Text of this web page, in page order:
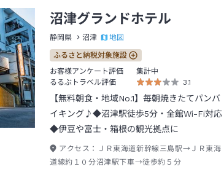
沼津グランドホテル
静岡県 沼津 地図
ふるさと納税対象施設
お客様アンケート評価
集計中
るるぶトラベル評価
3.1
【無料朝食・地域No.1】毎朝焼きたてパンバ
イキング♪◆沼津駅徒歩5分・全館Wi-Fi対応
◆伊豆や富士・箱根の観光拠点に
アクセス：
ＪＲ東海道新幹線三島駅→ＪＲ東海
道線約１０分沼津駅下車→徒歩約５分